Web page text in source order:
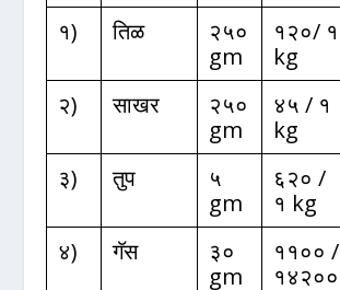
१) तिळ
२५०
gm
१२०/ १
kg
२) साखर
२५०
gm
४५ / १
kg
३) तुप
५
gm
६२० /
१ kg
४) गॅस
३०
gm
११०० /
१४२००